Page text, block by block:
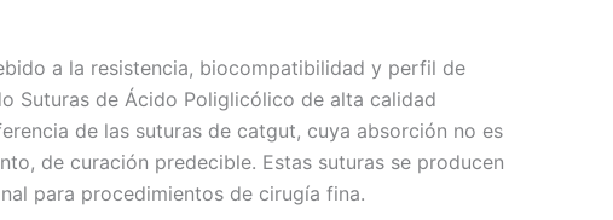
a la resistencia, biocompatibilidad y perfil de
Suturas de Ácido Poliglicólico de alta calidad
de las suturas de catgut, cuya absorción no es
de curación predecible. Estas suturas se producen
para procedimientos de cirugía fina.